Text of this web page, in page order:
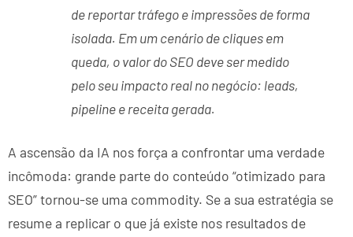
de reportar tráfego e impressões de forma
isolada. Em um cenário de cliques em
queda, o valor do SEO deve ser medido
pelo seu impacto real no negócio: leads,
pipeline e receita gerada.
A ascensão da IA nos força a confrontar uma verdade
incômoda: grande parte do conteúdo “otimizado para
SEO” tornou-se uma commodity. Se a sua estratégia se
resume a replicar o que já existe nos resultados de